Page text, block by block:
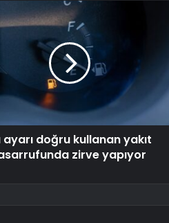
ayarı doğru kullanan yakıt
zirve yapıyor